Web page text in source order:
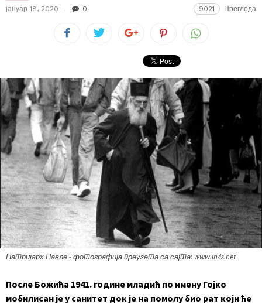
јануар 18, 2020 0 9021 Прегледа
Патријарх Павле - фотографија преузета са сајта: www.in4s.net
После Божића 1941. године младић по имену Гојко
мобилисан је у санитет док је на помолу био рат који ће